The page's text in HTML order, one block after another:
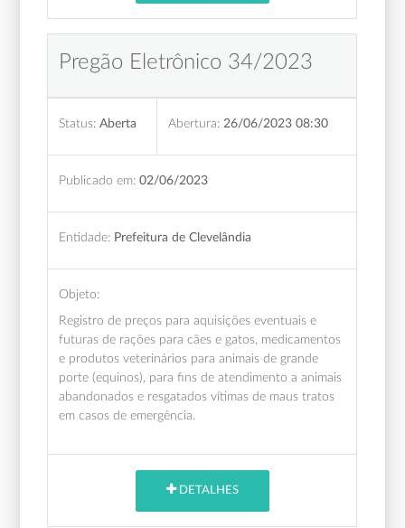
Pregão Eletrônico 34/2023
Status: Aberta Abertura: 26/06/2023 08:30
Publicado em: 02/06/2023
Entidade: Prefeitura de Clevelândia
Objeto:
Registro de preços para aquisições eventuais e
futuras de rações para cães e gatos, medicamentos
e produtos veterinários para animais de grande
porte (equinos), para fins de atendimento a animais
abandonados e resgatados vítimas de maus tratos
em casos de emergência.
DETALHES